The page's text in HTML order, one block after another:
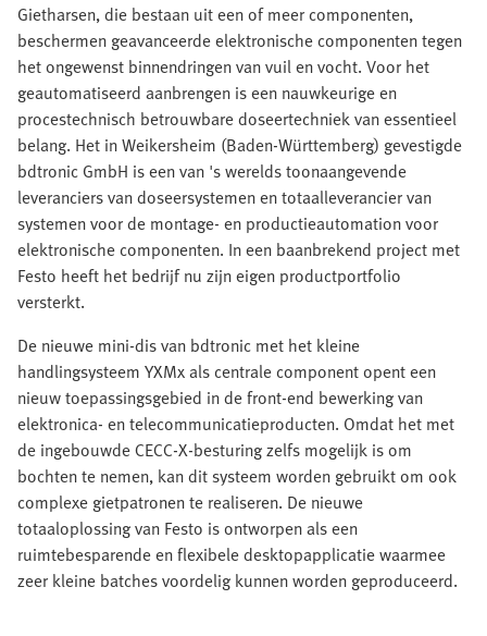
Gietharsen, die bestaan uit een of meer componenten,
beschermen geavanceerde elektronische componenten tegen
het ongewenst binnendringen van vuil en vocht. Voor het
geautomatiseerd aanbrengen is een nauwkeurige en
procestechnisch betrouwbare doseertechniek van essentieel
belang. Het in Weikersheim (Baden-Württemberg) gevestigde
bdtronic GmbH is een van 's werelds toonaangevende
leveranciers van doseersystemen en totaalleverancier van
systemen voor de montage- en productieautomation voor
elektronische componenten. In een baanbrekend project met
Festo heeft het bedrijf nu zijn eigen productportfolio
versterkt.
De nieuwe mini-dis van bdtronic met het kleine
handlingsysteem YXMx als centrale component opent een
nieuw toepassingsgebied in de front-end bewerking van
elektronica- en telecommunicatieproducten. Omdat het met
de ingebouwde CECC-X-besturing zelfs mogelijk is om
bochten te nemen, kan dit systeem worden gebruikt om ook
complexe gietpatronen te realiseren. De nieuwe
totaaloplossing van Festo is ontworpen als een
ruimtebesparende en flexibele desktopapplicatie waarmee
zeer kleine batches voordelig kunnen worden geproduceerd.